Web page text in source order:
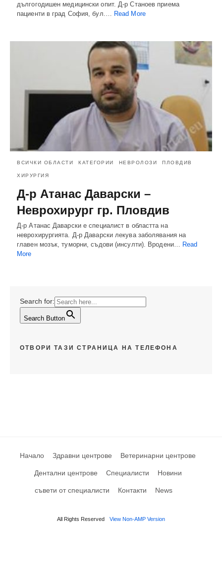
дългогодишен медицински опит. Д-р Станоев приема
пациенти в град София, бул.… Read More
ВСИЧКИ ОБЛАСТИ КАТЕГОРИИ НЕВРОЛОЗИ ПЛОВДИВ
ХИРУРГИЯ
Д-р Атанас Даварски –
Неврохирург гр. Пловдив
Д-р Атанас Даварски е специалист в областта на
неврохирургията. Д-р Даварски лекува заболявания на
главен мозък, туморни, съдови (инсулти). Вродени… Read
More
Search for:
Search Button
ОТВОРИ ТАЗИ СТРАНИЦА НА ТЕЛЕФОНА
Начало Здравни центрове Ветеринарни центрове
Дентални центрове Специалисти Новини
съвети от специалисти Контакти News
All Rights Reserved View Non-AMP Version